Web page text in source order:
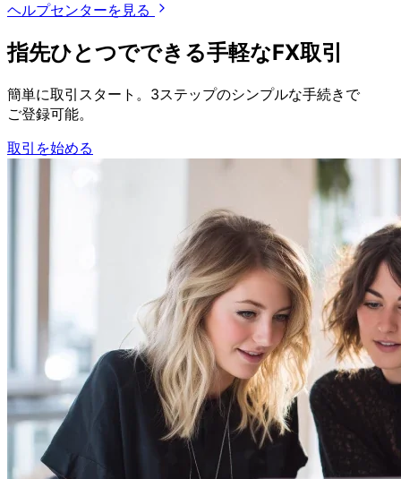
ヘルプセンターを見る
指先ひとつでできる手軽なFX取引
簡単に取引スタート。 3ステップのシンプルな手続きで
ご登録可能。
取引を始める